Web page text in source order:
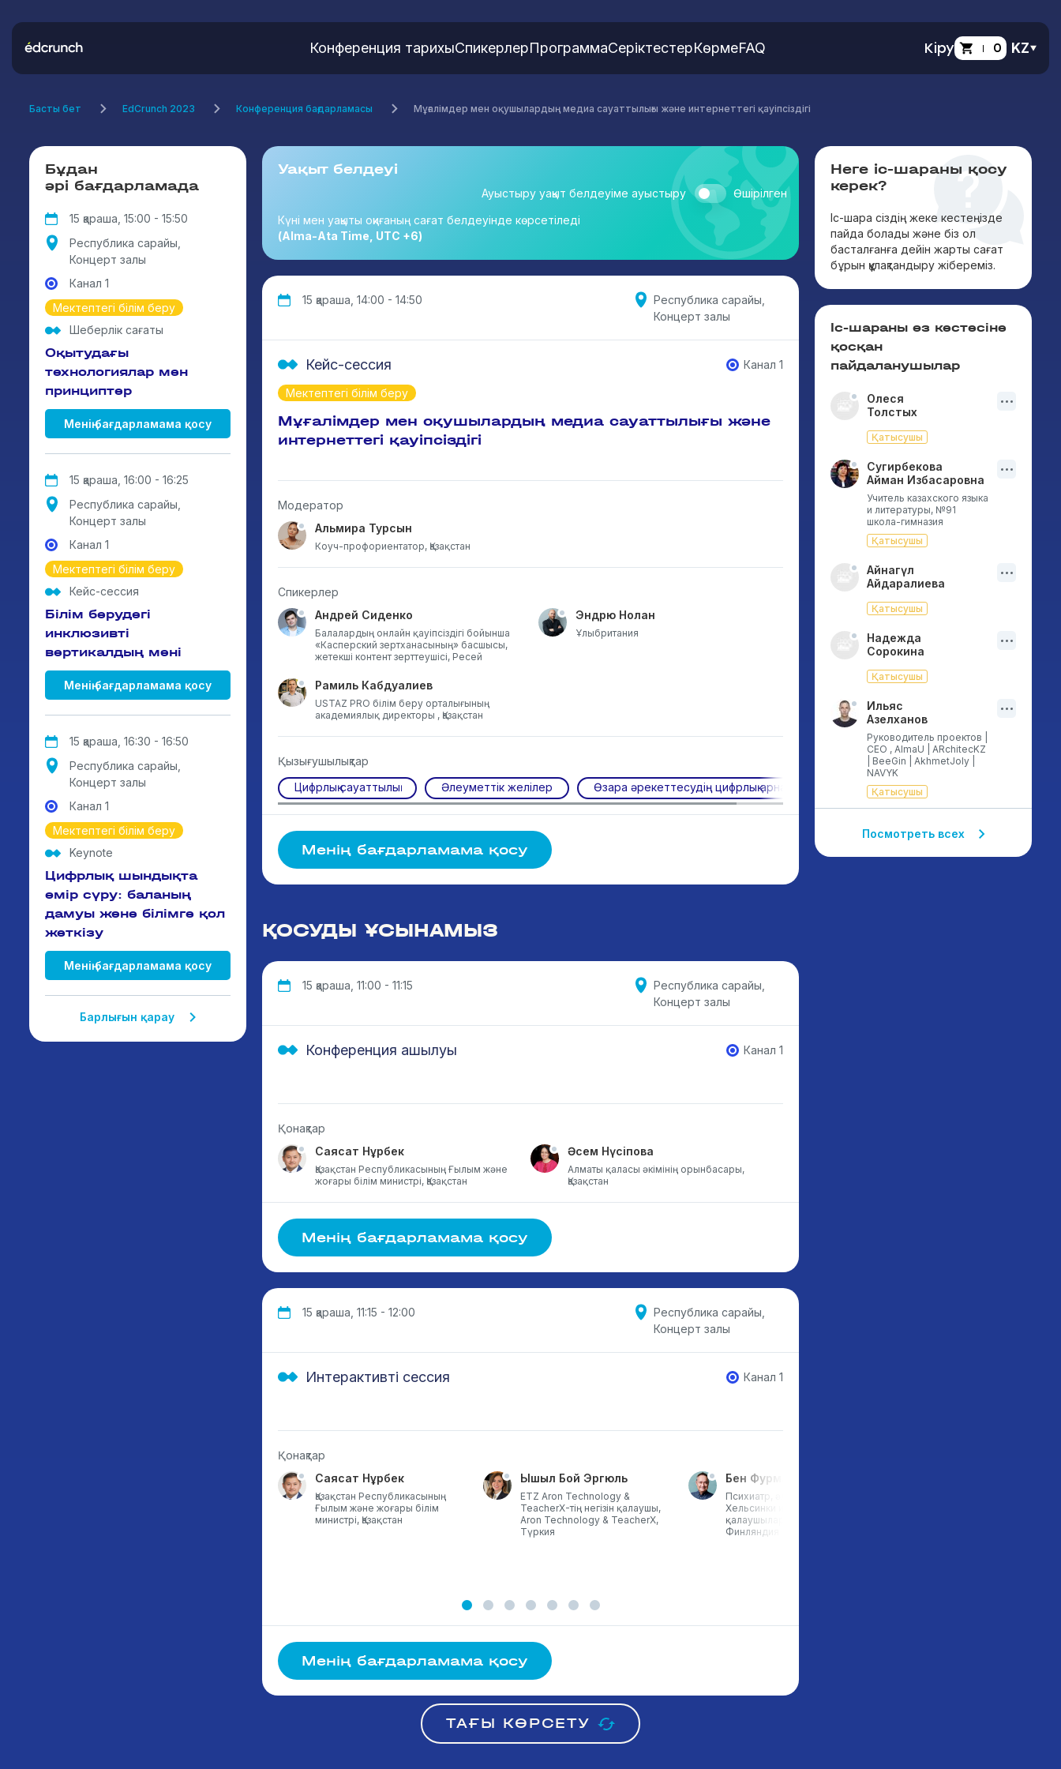
Конференция тарихыСпикерлерПрограммаСеріктестерКөрмеFAQ Кіру 0 KZ
Басты бет EdCrunch 2023 Конференция бағдарламасы Мұғалімдер мен оқушылардың медиа сауаттылығы және интернеттегі қауіпсіздігі
Бұдан
әрі бағдарламада
15 қараша, 15:00 - 15:50
Республика сарайы,
Концерт залы
Канал 1
Мектептегі білім беру
Шеберлік сағаты
Оқытудағы
технологиялар мен
принциптер
Менің бағдарламама қосу
15 қараша, 16:00 - 16:25
Республика сарайы,
Концерт залы
Канал 1
Мектептегі білім беру
Кейс-сессия
Білім берудегі
инклюзивті
вертикалдың мәні
Менің бағдарламама қосу
15 қараша, 16:30 - 16:50
Республика сарайы,
Концерт залы
Канал 1
Мектептегі білім беру
Keynote
Цифрлық шындықта
өмір сүру: баланың
дамуы және білімге қол
жеткізу
Менің бағдарламама қосу
Барлығын қарау
Уақыт белдеуі
Күні мен уақыты оқиғаның сағат белдеуінде көрсетіледі
(Alma-Ata Time, UTC +6)
Ауыстыру уақыт белдеуіме ауыстыру Өшірілген
15 қараша, 14:00 - 14:50
Республика сарайы,
Концерт залы
Мектептегі білім беру
Кейс-сессия Канал 1
Мұғалімдер мен оқушылардың медиа сауаттылығы және
интернеттегі қауіпсіздігі
Модератор
Альмира Турсын
Коуч-профориентатор, Қазақстан
Спикерлер
Андрей Сиденко
Балалардың онлайн қауіпсіздігі бойынша
«Касперский зертханасының» басшысы,
жетекші контент зерттеушісі, Ресей
Эндрю Нолан
Ұлыбритания
Рамиль Кабдуалиев
USTAZ PRO білім беру орталығының
академиялық директоры , Қазақстан
Қызығушылықтар
Цифрлық сауаттылық
Әлеуметтік желілер Өзара әрекеттесудің цифрлық арналары
Менің бағдарламама қосу
ҚОСУДЫ ҰСЫНАМЫЗ
15 қараша, 11:00 - 11:15
Республика сарайы,
Концерт залы
Конференция ашылуы Канал 1
Қонақтар
Саясат Нұрбек
Қазақстан Республикасының Ғылым және
жоғары білім министрі, Қазақстан
Әсем Нүсіпова
Алматы қаласы әкімінің орынбасары,
Қазақстан
Менің бағдарламама қосу
15 қараша, 11:15 - 12:00
Республика сарайы,
Концерт залы
Интерактивті сессия Канал 1
Қонақтар
Саясат Нұрбек
Қазақстан Республикасының
Ғылым және жоғары білім
министрі, Қазақстан
Ышыл Бой Эргюль
ETZ Aron Technology &
TeacherX-тің негізін қалаушы,
Aron Technology & TeacherX,
Түркия
Бен Фурман
Психиатр, әлемдік тренер,
Хельсинки институтының негізін
қалаушылардың бірі,
Финляндия
Менің бағдарламама қосу
ТАҒЫ КӨРСЕТУ
Неге іс-шараны қосу
керек?
Іс-шара сіздің жеке кестеңізде
пайда болады және біз ол
басталғанға дейін жарты сағат
бұрын құлақтандыру жібереміз.
Іс-шараны өз кестесіне
қосқан
пайдаланушылар
Олеся
Толстых
Қатысушы
Сугирбекова
Айман Избасаровна
Учитель казахского языка
и литературы, №91
школа-гимназия
Қатысушы
Айнагүл
Айдаралиева
Қатысушы
Надежда
Сорокина
Қатысушы
Ильяс
Азелханов
Руководитель проектов |
CEO , AlmaU | ARchitecKZ
| BeeGin | AkhmetJoly |
NAVYK
Қатысушы
Посмотреть всех